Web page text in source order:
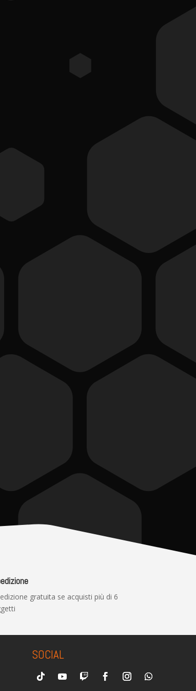
gratuita se acquisti più di 6
SOCIAL